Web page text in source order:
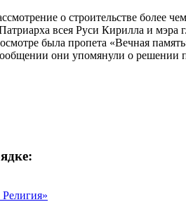
о строительстве более
всея Руси Кирилла и
была пропета «Вечная
они упомянули о решении